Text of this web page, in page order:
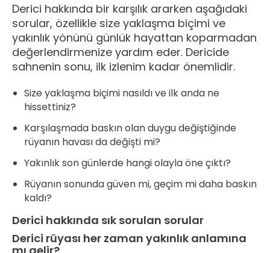
Derici hakkında bir karşılık ararken aşağıdaki
sorular, özellikle size yaklaşma biçimi ve
yakınlık yönünü günlük hayattan koparmadan
değerlendirmenize yardım eder. Dericide
sahnenin sonu, ilk izlenim kadar önemlidir.
Size yaklaşma biçimi nasıldı ve ilk anda ne
hissettiniz?
Karşılaşmada baskın olan duygu değiştiğinde
rüyanın havası da değişti mi?
Yakınlık son günlerde hangi olayla öne çıktı?
Rüyanın sonunda güven mi, geçim mi daha baskın
kaldı?
Derici hakkında sık sorulan sorular
Derici rüyası her zaman yakınlık anlamına